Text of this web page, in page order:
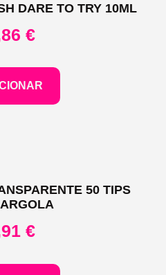
DARE TO TRY 10ML
€
50 TIPS
€